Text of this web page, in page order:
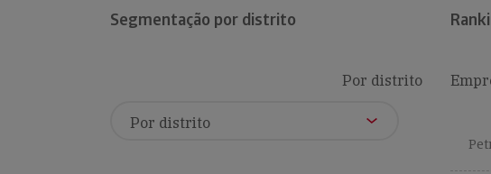
Segmentação por distrito
Por distrito